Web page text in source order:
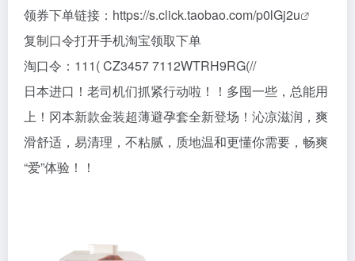
领券下单链接： https://s.click.taobao.com/p0lGj2u
复制口令打开手机淘宝领取下单
淘口令：111( CZ3457 7112WTRH9RG(//
日本进口！老司机们抓紧行动啦！！多囤一些，总能用
上！冈本新款金装超薄避孕套全新登场！沁凉滋润，爽
滑舒适，易清理，不粘腻，质地温和更懂你需要，畅爽
“爱”体验！！